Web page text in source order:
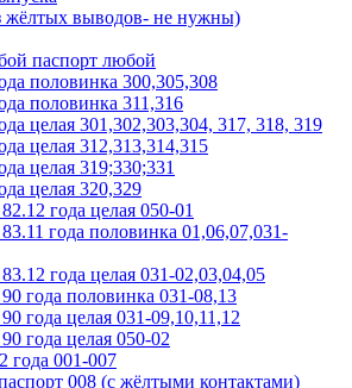
жёлтых выводов- не нужны)
паспорт любой
половинка 300,305,308
половинка 311,316
целая 301,302,303,304, 317, 318, 319
целая 312,313,314,315
целая 319;330;331
целая 320,329
года целая 050-01
года половинка 01,06,07,031-
года целая 031-02,03,04,05
года половинка 031-08,13
года целая 031-09,10,11,12
года целая 050-02
года 001-007
008 (с жёлтыми контактами)